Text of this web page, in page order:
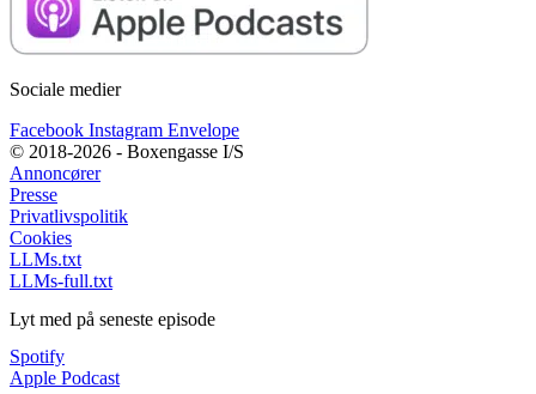
Sociale medier
Facebook Instagram Envelope
© 2018-2026 - Boxengasse I/S
Annoncører
Presse
Privatlivspolitik
Cookies
LLMs.txt
LLMs-full.txt
Lyt med på seneste episode
Spotify
Apple Podcast